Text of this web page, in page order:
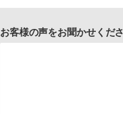
お客様の声をお聞かせくだ